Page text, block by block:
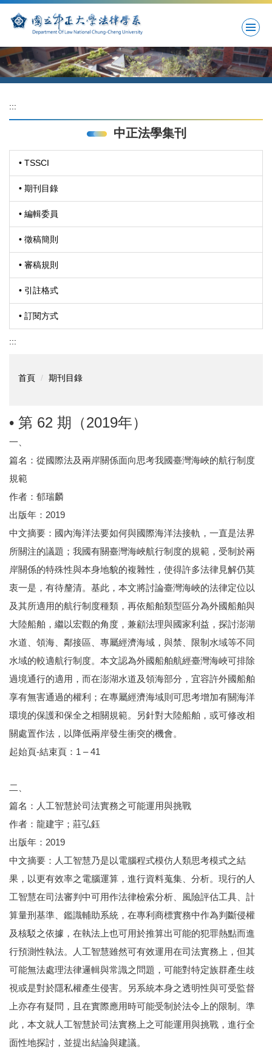
到
要
內
容
區
:::
中正法學集刊
• TSSCI
• 期刊目錄
• 編輯委員
• 徵稿簡則
• 審稿規則
• 引註格式
• 訂閱方式
:::
首頁 期刊目錄
• 第 62 期（2019年）
一、
篇名：從國際法及兩岸關係面向思考我國臺灣海峽的航行制度
規範
作者：郁瑞麟
出版年：2019
中文摘要：國內海洋法要如何與國際海洋法接軌，一直是法界
所關注的議題；我國有關臺灣海峽航行制度的規範，受制於兩
岸關係的特殊性與本身地貌的複雜性，使得許多法律見解仍莫
衷一是，有待釐清。基此，本文將討論臺灣海峽的法律定位以
及其所適用的航行制度種類，再依船舶類型區分為外國船舶與
大陸船舶，繼以宏觀的角度，兼顧法理與國家利益，探討澎湖
水道、領海、鄰接區、專屬經濟海域，與禁、限制水域等不同
水域的較適航行制度。本文認為外國船舶航經臺灣海峽可排除
過境通行的適用，而在澎湖水道及領海部分，宜容許外國船舶
享有無害通過的權利；在專屬經濟海域則可思考增加有關海洋
環境的保護和保全之相關規範。另針對大陸船舶，或可修改相
關處置作法，以降低兩岸發生衝突的機會。
起始頁-結束頁：1 – 41
二、
篇名：人工智慧於司法實務之可能運用與挑戰
作者：龍建宇；莊弘鈺
出版年：2019
中文摘要：人工智慧乃是以電腦程式模仿人類思考模式之結
果，以更有效率之電腦運算，進行資料蒐集、分析。現行的人
工智慧在司法審判中可用作法律檢索分析、風險評估工具、計
算量刑基準、鑑識輔助系統，在專利商標實務中作為判斷侵權
及核駁之依據，在執法上也可用於推算出可能的犯罪熱點而進
行預測性執法。人工智慧雖然可有效運用在司法實務上，但其
可能無法處理法律邏輯與常識之問題，可能對特定族群產生歧
視或是對於隱私權產生侵害。另系統本身之透明性與可受監督
上亦存有疑問，且在實際應用時可能受制於法令上的限制。準
此，本文就人工智慧於司法實務上之可能運用與挑戰，進行全
面性地探討，並提出結論與建議。